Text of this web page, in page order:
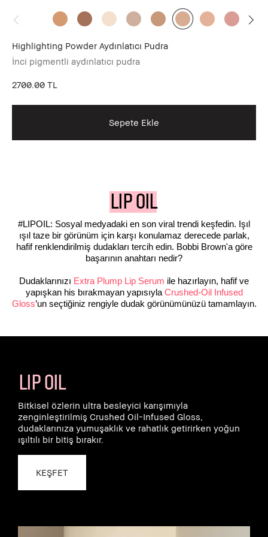
Highlighting Powder Aydınlatıcı Pudra
İnci pigmentli aydınlatıcı pudra
2700.00 TL
Sepete Ekle
LIP OIL
#LIPOIL: Sosyal medyadaki en son viral trendi keşfedin. Işıl
ışıl taze bir görünüm için karşı konulamaz derecede parlak,
hafif renklendirilmiş dudakları tercih edin. Bobbi Brown'a göre
başarının anahtarı nedir?
Dudaklarınızı Extra Plump Lip Serum ile hazırlayın, hafif ve
yapışkan his bırakmayan yapısıyla Crushed-Oil Infused
Gloss’un seçtiğiniz rengiyle dudak görünümünüzü tamamlayın.
LIP OIL
Bitkisel özlerin ultra besleyici karışımıyla
zenginleştirilmiş Crushed Oil-Infused Gloss,
dudaklarınıza yumuşaklık ve rahatlık getirirken yoğun
ışıltılı bir bitiş bırakır.
KEŞFET